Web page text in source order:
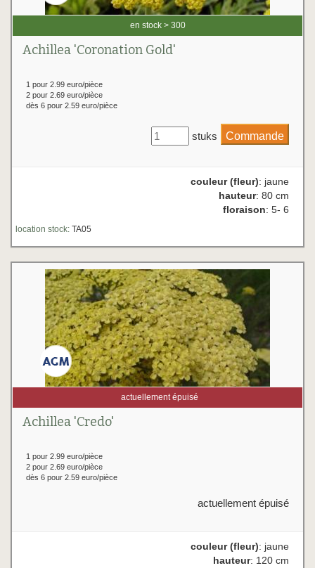
en stock > 300
Achillea 'Coronation Gold'
1 pour 2.99 euro/pièce
2 pour 2.69 euro/pièce
dès 6 pour 2.59 euro/pièce
stuks
couleur (fleur): jaune
hauteur: 80 cm
floraison: 5- 6
location stock: TA05
actuellement épuisé
Achillea 'Credo'
1 pour 2.99 euro/pièce
2 pour 2.69 euro/pièce
dès 6 pour 2.59 euro/pièce
actuellement épuisé
couleur (fleur): jaune
hauteur: 120 cm